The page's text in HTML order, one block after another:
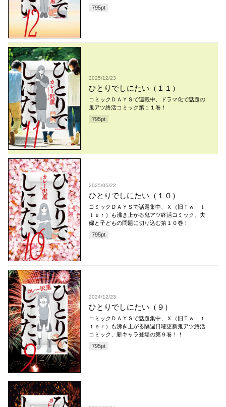
795pt
2025/12/23
ひとりでしにたい（１１）
コミックＤＡＹＳで連載中、ドラマ化で話題の
鬼アツ終活コミック第１１巻！
795pt
2025/05/22
ひとりでしにたい（１０）
コミックＤＡＹＳで話題集中、Ｘ（旧Ｔｗｉｔ
ｔｅｒ）も沸き上がる鬼アツ終活コミック、夫
婦と子どもの問題に切り込む第１０巻！
795pt
2024/12/23
ひとりでしにたい（９）
コミックＤＡＹＳで話題集中、Ｘ（旧Ｔｗｉｔ
ｔｅｒ）も沸き上がる隔週日曜更新鬼アツ終活
コミック、新キャラ登場の第９巻！！
795pt